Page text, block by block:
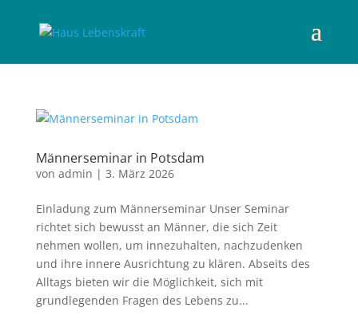
Männerseminar in Potsdam
von admin | 3. März 2026
Einladung zum Männerseminar Unser Seminar
richtet sich bewusst an Männer, die sich Zeit
nehmen wollen, um innezuhalten, nachzudenken
und ihre innere Ausrichtung zu klären. Abseits des
Alltags bieten wir die Möglichkeit, sich mit
grundlegenden Fragen des Lebens zu...